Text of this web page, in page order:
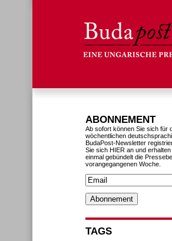
ABONNEMENT
Ab sofort können Sie sich für
wöchentlichen
BudaPost-Newsletter
Sie sich HIER an und
einmal gebündelt die
vorangegangenen Woche.
TAGS